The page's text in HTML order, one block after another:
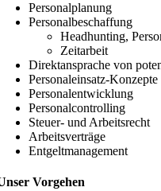
Perso­nal­planung
Perso­nal­be­schaffung
Headhunting,
Zeitarbeit
Direkt­an­sprache von
Perso­nal­einsatz-
Perso­nal­ent­wicklung
Perso­nal­con­trolling
Steuer- und Arbeitsrecht
Arbeits­ver­träge
Entgelt­ma­nagement
Vorgehen